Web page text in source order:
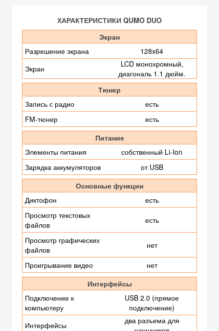
ХАРАКТЕРИСТИКИ QUMO DUO
Экран
Разрешение экрана
128x64
Экран
LCD монохромный,
диагональ 1.1 дюйм.
Тюнер
Запись с радио
есть
FM-тюнер
есть
Питание
Элементы питания
собственный Li-Ion
Зарядка аккумуляторов
от USB
Основные функции
Диктофон
есть
Просмотр текстовых
файлов
есть
Просмотр графических
файлов
нет
Проигрывание видео
нет
Интерфейсы
Подключение к
компьютеру
USB 2.0 (прямое
подключение)
Интерфейсы
два разъема для